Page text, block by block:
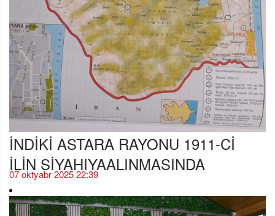
İNDİKİ ASTARA RAYONU 1911-Cİ
İLİN SİYAHIYAALINMASINDA
07 oktyabr 2025 22:39